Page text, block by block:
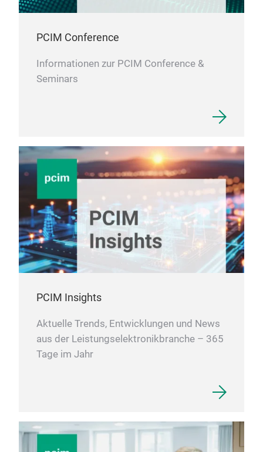
PCIM Conference
Informationen zur PCIM Conference &
Seminars
PCIM Insights
Aktuelle Trends, Entwicklungen und News
aus der Leistungselektronikbranche – 365
Tage im Jahr